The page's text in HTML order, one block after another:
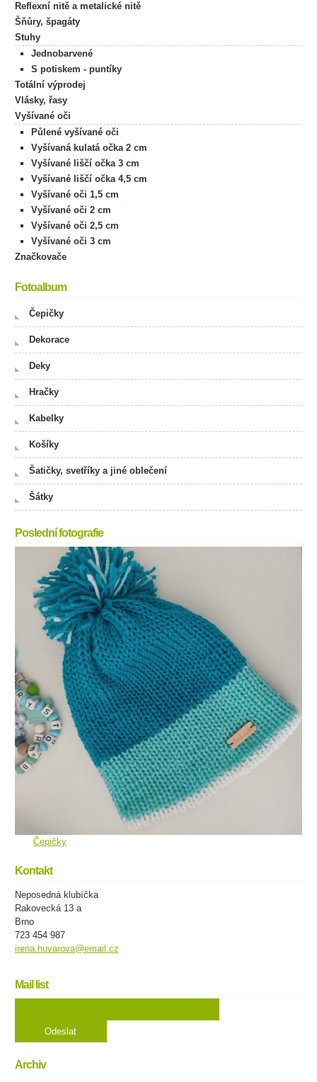
Reflexní nitě a metalické nitě
Šňůry, špagáty
Stuhy
Jednobarvené
S potiskem - puntíky
Totální výprodej
Vlásky, řasy
Vyšívané oči
Půlené vyšívané oči
Vyšívaná kulatá očka 2 cm
Vyšívané liščí očka 3 cm
Vyšívané liščí očka 4,5 cm
Vyšívané oči 1,5 cm
Vyšívané oči 2 cm
Vyšívané oči 2,5 cm
Vyšívané oči 3 cm
Značkovače
Fotoalbum
Čepičky
Dekorace
Deky
Hračky
Kabelky
Košíky
Šatičky, svetříky a jiné oblečení
Šátky
Poslední fotografie
Čepičky
Kontakt
Neposedná klubíčka
Rakovecká 13 a
Brno
723 454 987
irena.huvarova@email.cz
Mail list
Archiv